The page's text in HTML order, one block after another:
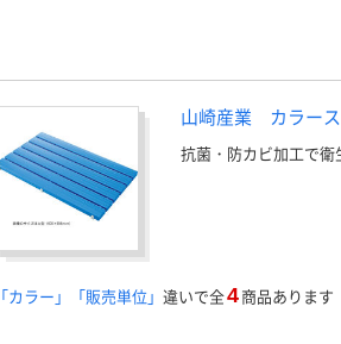
山崎産業 カラー
抗菌・防カビ加工で衛
「カラー」「販売単位」 違いで全4 商品あります